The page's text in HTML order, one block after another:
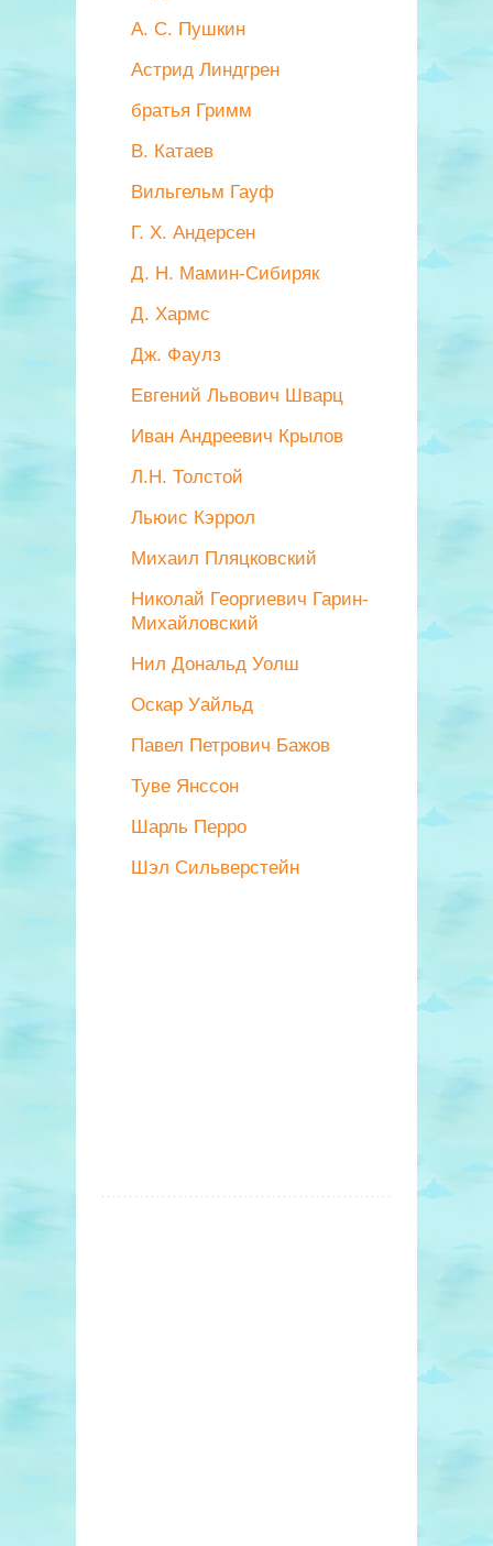
А. С. Пушкин
Астрид Линдгрен
братья Гримм
В. Катаев
Вильгельм Гауф
Г. Х. Андерсен
Д. Н. Мамин-Сибиряк
Д. Хармс
Дж. Фаулз
Евгений Львович Шварц
Иван Андреевич Крылов
Л.Н. Толстой
Льюис Кэррол
Михаил Пляцковский
Николай Георгиевич Гарин-
Михайловский
Нил Дональд Уолш
Оскар Уайльд
Павел Петрович Бажов
Туве Янссон
Шарль Перро
Шэл Сильверстейн